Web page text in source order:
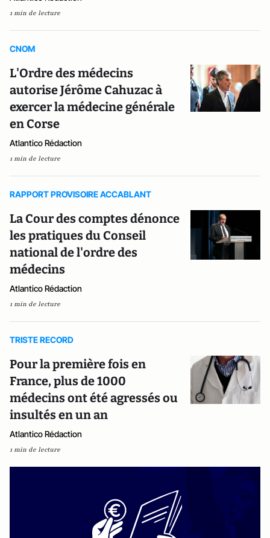
1 min de lecture
CNOM
L'Ordre des médecins
autorise Jérôme Cahuzac à
exercer la médecine générale
en Corse
Atlantico Rédaction
1 min de lecture
RAPPORT PROVISOIRE ACCABLANT
La Cour des comptes dénonce
les pratiques du Conseil
national de l'ordre des
médecins
Atlantico Rédaction
1 min de lecture
TRISTE RECORD
Pour la première fois en
France, plus de 1000
médecins ont été agressés ou
insultés en un an
Atlantico Rédaction
1 min de lecture